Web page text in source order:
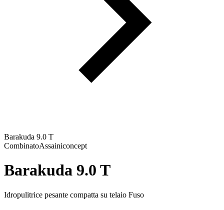
Barakuda 9.0 T
CombinatoAssainiconcept
Barakuda 9.0 T
Idropulitrice pesante compatta su telaio Fuso